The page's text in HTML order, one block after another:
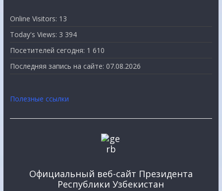
Online Visitors: 13
Today's Views: 3 394
Посетителей сегодня: 1 610
Последняя запись на сайте: 07.08.2026
Полезные ссылки
Официальный веб-сайт Президента
Республики Узбекистан